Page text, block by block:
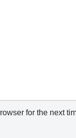
for the next